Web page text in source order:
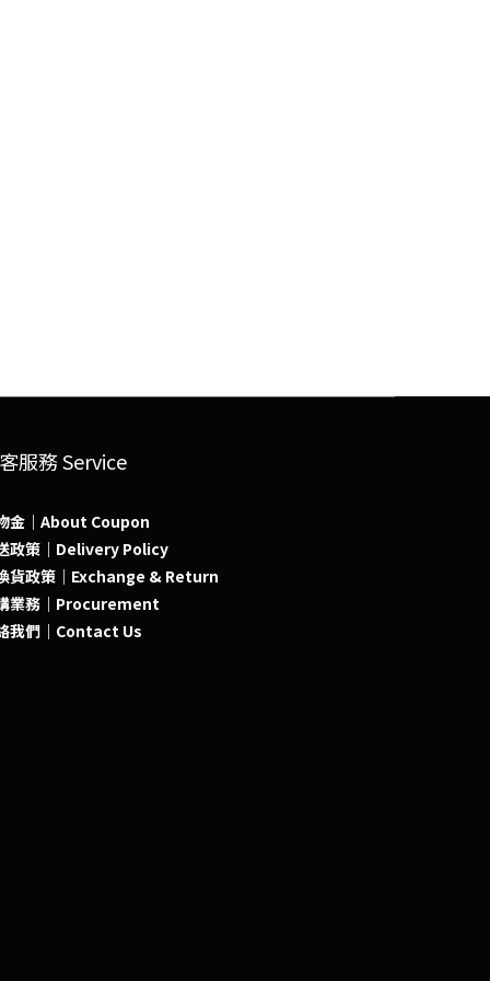
服務 Service
金｜About Coupon
政策｜Delivery Policy
貨政策｜Exchange & Return
業務｜Procurement
我們｜Contact Us